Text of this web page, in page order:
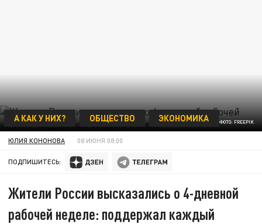
ФОТО: FREEPIK
А КАК У НИХ? ОБЩЕСТВО ЭКОНОМИКА
ЮЛИЯ КОНОНОВА 08 ИЮНЯ 08:00
ПОДПИШИТЕСЬ:
Жители России высказались о 4-дневной
рабочей неделе: поддержал каждый